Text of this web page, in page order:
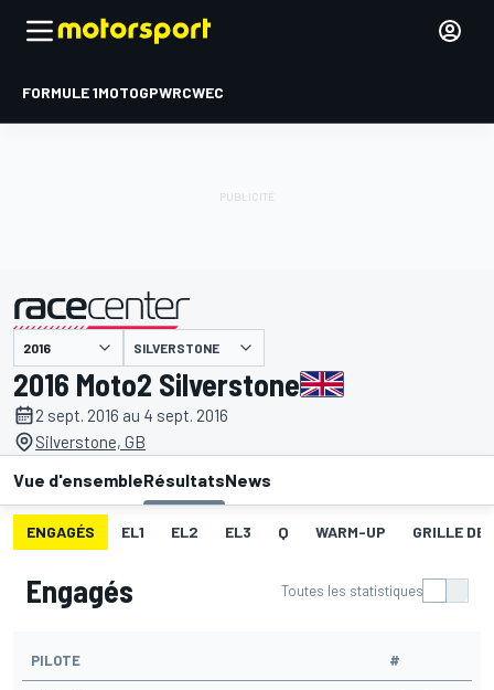
FORMULE 1MOTOGPWRCWEC
présenté par SILVERSTONE
2016 Moto2 Silverstone
2 sept. 2016 au 4 sept. 2016
Silverstone, GB
Vue d'ensembleRésultatsNews
ENGAGÉS EL1 EL2 EL3 Q WARM-UP GRILLE DE
Engagés Toutes les statistiques
PILOTE #